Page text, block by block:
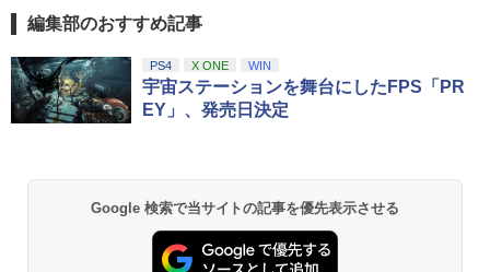
編集部のおすすめ記事
PS4 X ONE WIN
宇宙ステーションを舞台にしたFPS「PR
EY」、発売日決定
Google 検索で当サイトの記事を優先表示させる